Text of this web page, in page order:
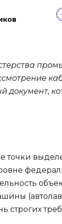
документ,
точки
строгих